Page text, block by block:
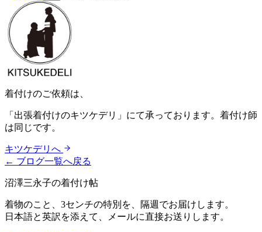
着付けのご依頼は、
「出張着付けのキツケデリ」にて承っております。着付け師
は同じです。
キツケデリへ
← ブログ一覧へ戻る
沼澤三永子の着付け帖
着物のこと、3センチの特別を、隔週でお届けします。
日本語と英訳を添えて、メールに直接お送りします。